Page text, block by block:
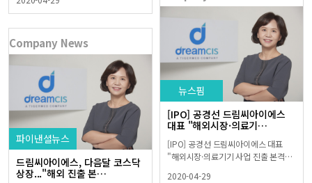
뉴스핌
[IPO] 공경선 드림씨아이에스
대표 "해외시장·의료기…
[IPO] 공경선 드림씨아이에스 대표
"해외시장·의료기기 사업 진출 본격…
2020-04-29
Company News
파이낸셜뉴스
드림씨아이에스, 다음달 코스닥
상장..."해외 진출 본…